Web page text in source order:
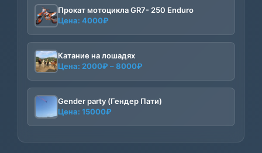
Прокат мотоцикла GR7- 250 Enduro
Цена: 4000₽
Катание на лошадях
Цена: 2000₽ –8000₽
2000₽
–
Gender party (Гендер Пати)
Цена: 15000₽